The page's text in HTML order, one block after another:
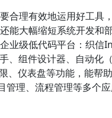
合理有效地运用好工具
能大幅缩短系统开发和
业级低代码平台：织
、组件设计器、自动化
、仪表盘等功能，能帮
管理、流程管理等多个